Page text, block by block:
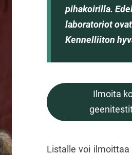
pihakoirilla.
laboratoriot
Kennelliiton
Ilmoita
Listalle voi